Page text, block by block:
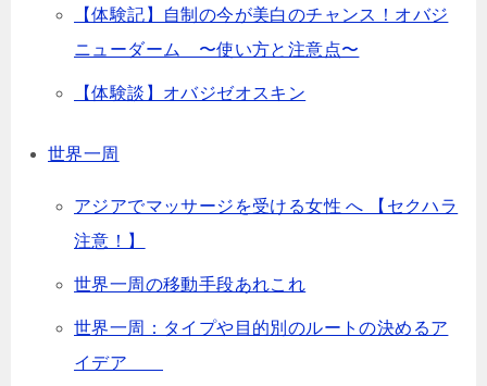
【体験記】自制の今が美白のチャンス！オバジ
ニューダーム 〜使い方と注意点〜
【体験談】オバジゼオスキン
世界一周
アジアでマッサージを受ける女性 へ 【セクハラ
注意！】
世界一周の移動手段あれこれ
世界一周：タイプや目的別のルートの決めるア
イデア